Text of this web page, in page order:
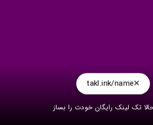
takl.ink/name
تک لینک رایگان خودت را بساز